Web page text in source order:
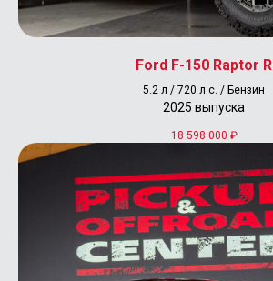
Ford F-150 Raptor R
5.2 л / 720 л.с. / Бензин
2025 выпуска
18 598 000 ₽
г. Москва, ул. Сколковское шоссе д.31, стр. 1
ТЦ «СпортХит», 1 этаж, пав. 65А (
карта)
+7 (495) 177-57-57
info@pickup-offroad-center.ru